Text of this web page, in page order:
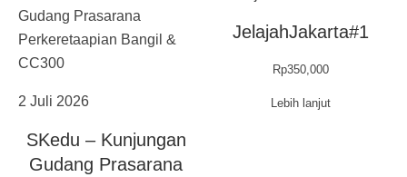
2 Juli 2026
SKedu – Kunjungan
Gudang Prasarana
JelajahJakarta#1
Rp350,000
Lebih lanjut